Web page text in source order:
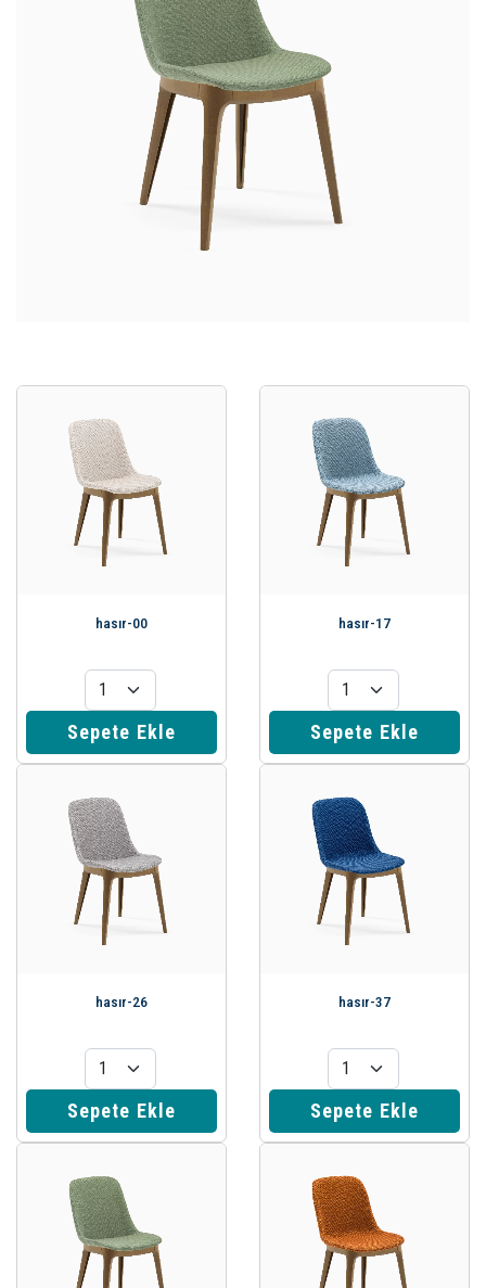
hasır-00
Sepete Ekle
hasır-17
Sepete Ekle
hasır-26
Sepete Ekle
hasır-37
Sepete Ekle